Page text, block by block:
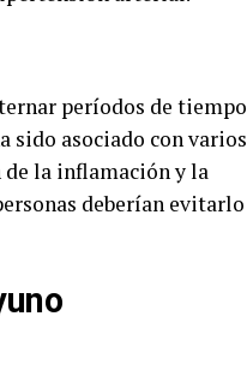
períodos de tiempo
sido asociado con varios
de la inflamación y la
deberían evitarlo